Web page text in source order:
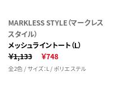
MARKLESS STYLE（マークレス
スタイル）
メッシュライントート（L）
￥1,133
￥748
全2色 / サイズ：L / ポリエステル